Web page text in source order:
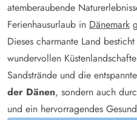
atemberaubende
Ferienhausurlaub in Dänemark
Dieses charmante Land
wundervollen
Sandstrände und die
der Dänen, sondern auch
und ein hervorragendes